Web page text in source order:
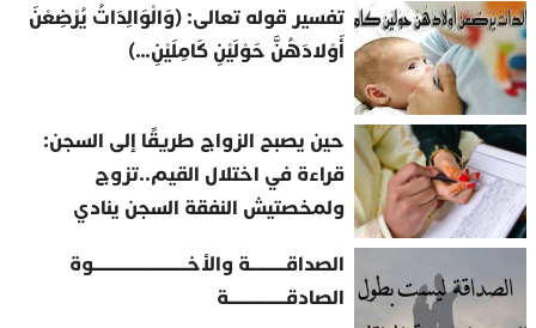
تفسير قوله تعالى: (وَالْوَالِدَاتُ يُرْضِعْنَ
أَوْلادَهُنَّ حَوْلَيْنِ كَامِلَيْنِ…)
حين يصبح الزواج طريقًا إلى السجن:
قراءة في اختلال القيم..تزوج
ولمخصتيش النفقة السجن ينادي
الصداقــــــــــة والأخــــــــــــــــــــــــــوة
الصادقــــــــــــــــة